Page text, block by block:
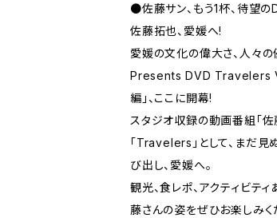
●佐藤サン、もう1杯、待望
佐藤拓也、愛媛へ!
愛媛の文化の偉大さ、人々の
Presents DVD Travelers
編」、ここに開幕!
スタジオ収録の動画番組「佐
「Travelers」として、まだ
び出し、愛媛へ。
観光、食レポ、アクティビテ
藤さんの姿をぜひお楽しみく